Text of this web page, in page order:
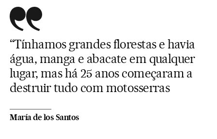
“Tínhamos grandes florestas e havia
água, manga e abacate em qualquer
lugar, mas há 25 anos começaram a
destruir tudo com motosserras
María de los Santos